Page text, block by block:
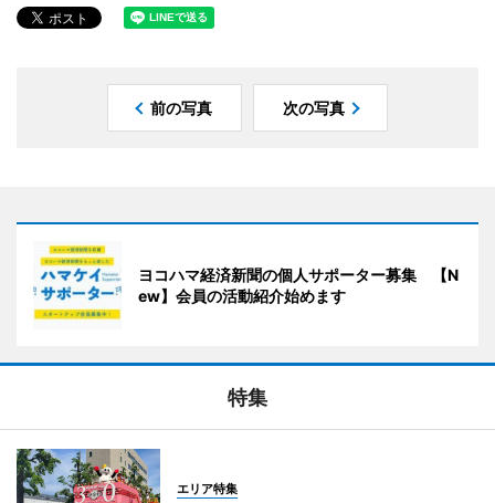
前の写真 次の写真
ヨコハマ経済新聞の個人サポーター募集 【N
ew】会員の活動紹介始めます
特集
エリア特集